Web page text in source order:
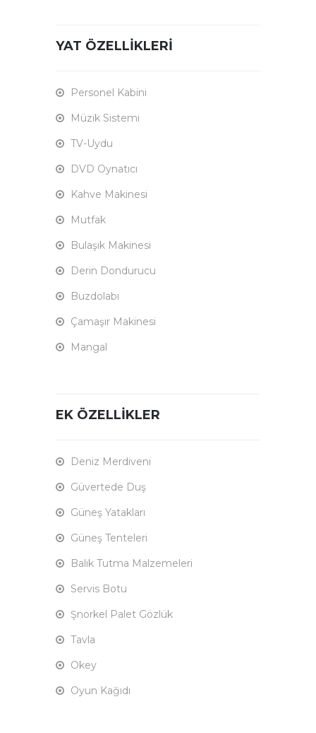
YAT ÖZELLIKLERI
Personel Kabini
Müzik Sistemi
TV-Uydu
DVD Oynatıcı
Kahve Makinesi
Mutfak
Bulaşık Makinesi
Derin Dondurucu
Buzdolabı
Çamaşır Makinesi
Mangal
EK ÖZELLIKLER
Deniz Merdiveni
Güvertede Duş
Güneş Yatakları
Güneş Tenteleri
Balık Tutma Malzemeleri
Servis Botu
Şnorkel Palet Gözlük
Tavla
Okey
Oyun Kağıdı